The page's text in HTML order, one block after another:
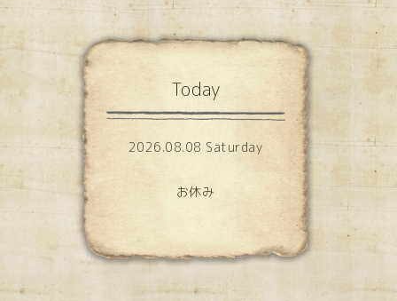
Today
2026.08.08 Saturday
お休み